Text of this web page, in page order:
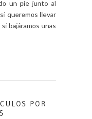
un pie junto al
queremos llevar
bajáramos unas
POR